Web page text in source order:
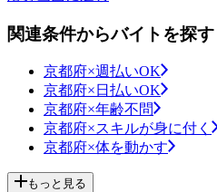
関連条件からバイトを探す
京都府×週払いOK
京都府×日払いOK
京都府×年齢不問
京都府×スキルが身に付く
京都府×体を動かす
もっと見る